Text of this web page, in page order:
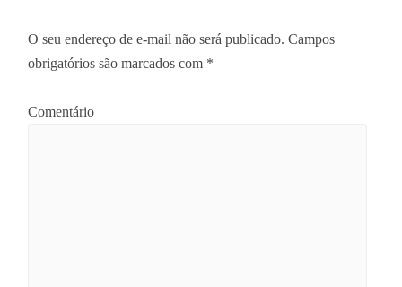
O seu endereço de e-mail não será publicado. Campos
obrigatórios são marcados com *
Comentário